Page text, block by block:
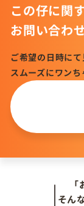
この仔に関
お問い合わ
ご希望の日時に
スムーズにワンち
そん